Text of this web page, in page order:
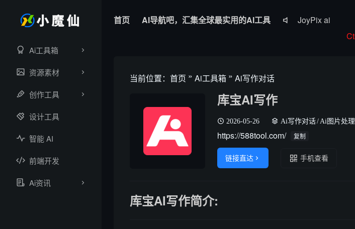
Ai工具箱
资源素材
创作工具
设计工具
智能 AI
前端开发
Ai资讯
首页 AI导航吧，汇集全球最实用的AI工具 
JoyPix ai
当前位置： 首页 » Ai工具箱 » Ai写作对话
库宝AI写作
2026-05-26 Ai写作对话/ Ai图片处理
https://588tool.com/ 复制
链接直达  手机查看
库宝AI写作简介: